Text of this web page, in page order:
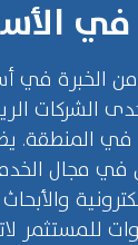
20 عامًا من
الشركات
في المنطقة.
في مجال
للمستثمر